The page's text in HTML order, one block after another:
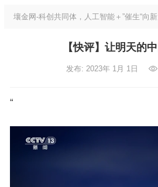
壤金网-科创共同体，人工智能＋”催生“向新
【快评】让明天的
发布: 2023年 1月 1日
“